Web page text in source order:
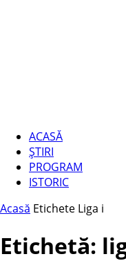
ACASĂ
ȘTIRI
PROGRAM
ISTORIC
Acasă Etichete Liga i
Etichetă: